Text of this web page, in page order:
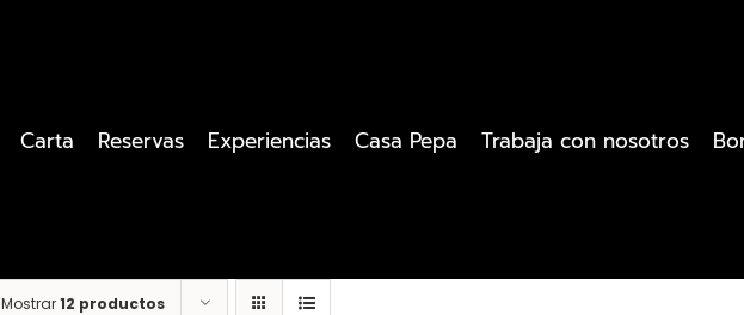
Carta Reservas Experiencias Casa Pepa Trabaja con nosotros
Mostrar12 productos